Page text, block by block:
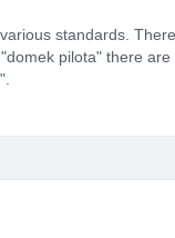
standards.
pilota" there